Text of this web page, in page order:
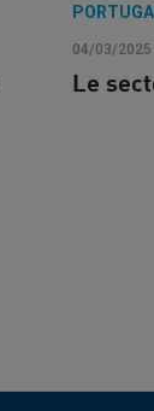
04/03/2025
Le